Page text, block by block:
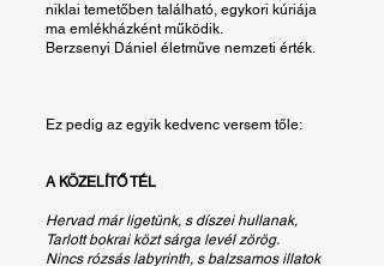
niklai temetőben található, egykori kúriája
ma emlékházként működik.
Berzsenyi Dániel életműve nemzeti érték.
Ez pedig az egyik kedvenc versem tőle:
A KÖZELÍTŐ TÉL
Hervad már ligetünk, s díszei hullanak,
Tarlott bokrai közt sárga levél zörög.
Nincs rózsás labyrinth, s balzsamos illatok